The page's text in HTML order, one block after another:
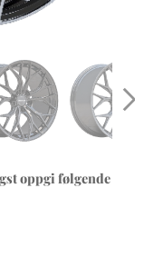
oppgi følgende